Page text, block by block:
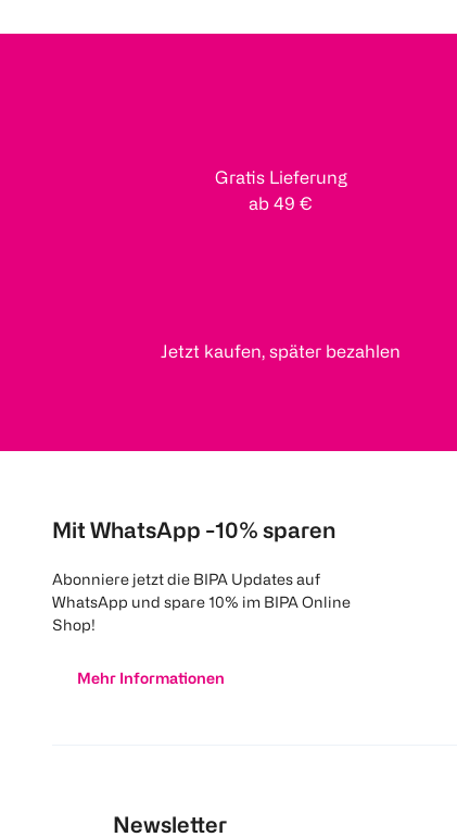
Gratis Lieferung
ab 49 €
Jetzt kaufen, später bezahlen
Mit WhatsApp -10% sparen
Abonniere jetzt die BIPA Updates auf
WhatsApp und spare 10% im BIPA Online
Shop!
Mehr Informationen
Newsletter